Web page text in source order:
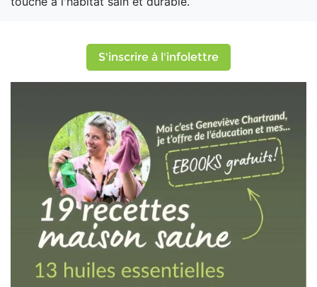
S'inscrire à l'infolettre